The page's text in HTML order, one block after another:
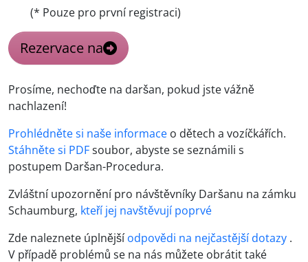
(* Pouze pro první registraci)
Rezervace na
Prosíme, nechoďte na daršan, pokud jste vážně
nachlazení!
Prohlédněte si naše informace o dětech a vozíčkářích.
Stáhněte si PDFsoubor, abyste se seznámili s
postupem Daršan-Procedura.
Zvláštní upozornění pro návštěvníky Daršanu na zámku
Schaumburg, kteří jej navštěvují poprvé
Zde naleznete úplnějšíodpovědi na nejčastější dotazy .
V případě problémů se na nás můžete obrátit také